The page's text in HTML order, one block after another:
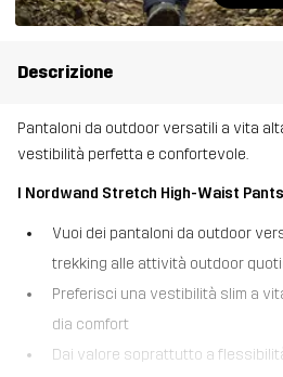
Descrizione
Pantaloni da outdoor versatili a vita
vestibilità perfetta e confortevole.
I Nordwand Stretch High-Waist Pants
Vuoi dei pantaloni da outdoor
trekking alle attività outdoor
Preferisci una vestibilità slim a
dia comfort
Dai valore soprattutto a